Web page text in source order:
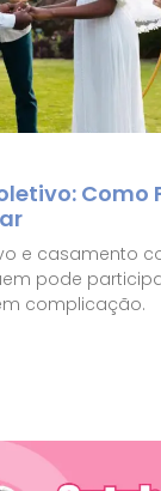
Como
e casamento
pode
complicação.